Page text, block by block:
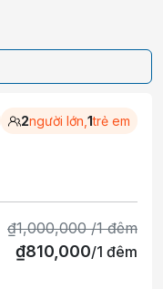
2người lớn, 1trẻ em
₫1,000,000 /1 đêm
₫810,000/1 đêm